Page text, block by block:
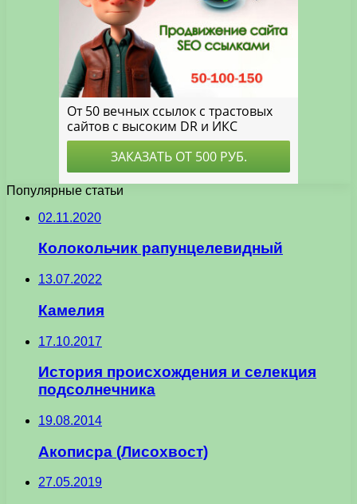
Популярные статьи
02.11.2020
Колокольчик рапунцелевидный
13.07.2022
Камелия
17.10.2017
История происхождения и селекция
подсолнечника
19.08.2014
Акописра (Лисохвост)
27.05.2019